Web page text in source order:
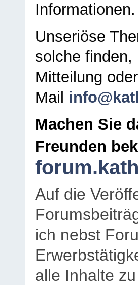
Informationen.
Unseriöse
solche
Mitteilung
Mail
Machen Sie
Freunden
Auf die
ich nebst
alle Inhalte